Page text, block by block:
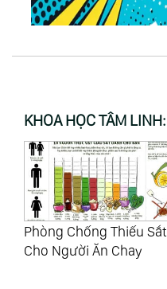
KHOA HỌC TÂM LINH:
Phòng Chống Thiếu Sắt
Cho Người Ăn Chay